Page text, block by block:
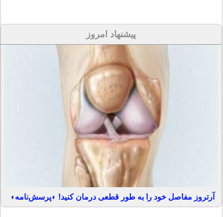
پیشنهاد امروز
آرتروز مفاصل خود را به طور قطعی درمان کنید! ◗پرسش‌نامه◖